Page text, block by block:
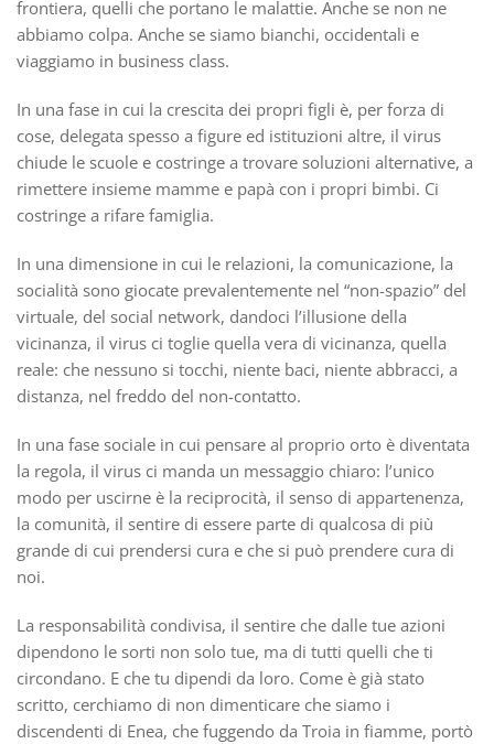
frontiera, quelli che portano le malattie. Anche se non ne
abbiamo colpa. Anche se siamo bianchi, occidentali e
viaggiamo in business class.
In una fase in cui la crescita dei propri figli è, per forza di
cose, delegata spesso a figure ed istituzioni altre, il virus
chiude le scuole e costringe a trovare soluzioni alternative, a
rimettere insieme mamme e papà con i propri bimbi. Ci
costringe a rifare famiglia.
In una dimensione in cui le relazioni, la comunicazione, la
socialità sono giocate prevalentemente nel “non-spazio” del
virtuale, del social network, dandoci l’illusione della
vicinanza, il virus ci toglie quella vera di vicinanza, quella
reale: che nessuno si tocchi, niente baci, niente abbracci, a
distanza, nel freddo del non-contatto.
In una fase sociale in cui pensare al proprio orto è diventata
la regola, il virus ci manda un messaggio chiaro: l’unico
modo per uscirne è la reciprocità, il senso di appartenenza,
la comunità, il sentire di essere parte di qualcosa di più
grande di cui prendersi cura e che si può prendere cura di
noi.
La responsabilità condivisa, il sentire che dalle tue azioni
dipendono le sorti non solo tue, ma di tutti quelli che ti
circondano. E che tu dipendi da loro. Come è già stato
scritto, cerchiamo di non dimenticare che siamo i
discendenti di Enea, che fuggendo da Troia in fiamme, portò